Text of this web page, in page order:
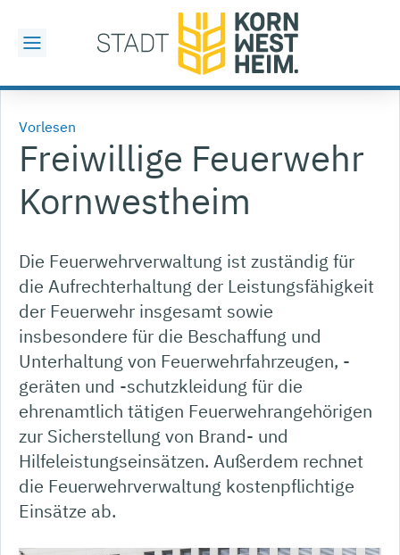
Vorlesen
Freiwillige Feuerwehr
Kornwestheim
Die Feuerwehrverwaltung ist zuständig für
die Aufrechterhaltung der Leistungsfähigkeit
der Feuerwehr insgesamt sowie
insbesondere für die Beschaffung und
Unterhaltung von Feuerwehrfahrzeugen, -
geräten und -schutzkleidung für die
ehrenamtlich tätigen Feuerwehrangehörigen
zur Sicherstellung von Brand- und
Hilfeleistungseinsätzen. Außerdem rechnet
die Feuerwehrverwaltung kostenpflichtige
Einsätze ab.